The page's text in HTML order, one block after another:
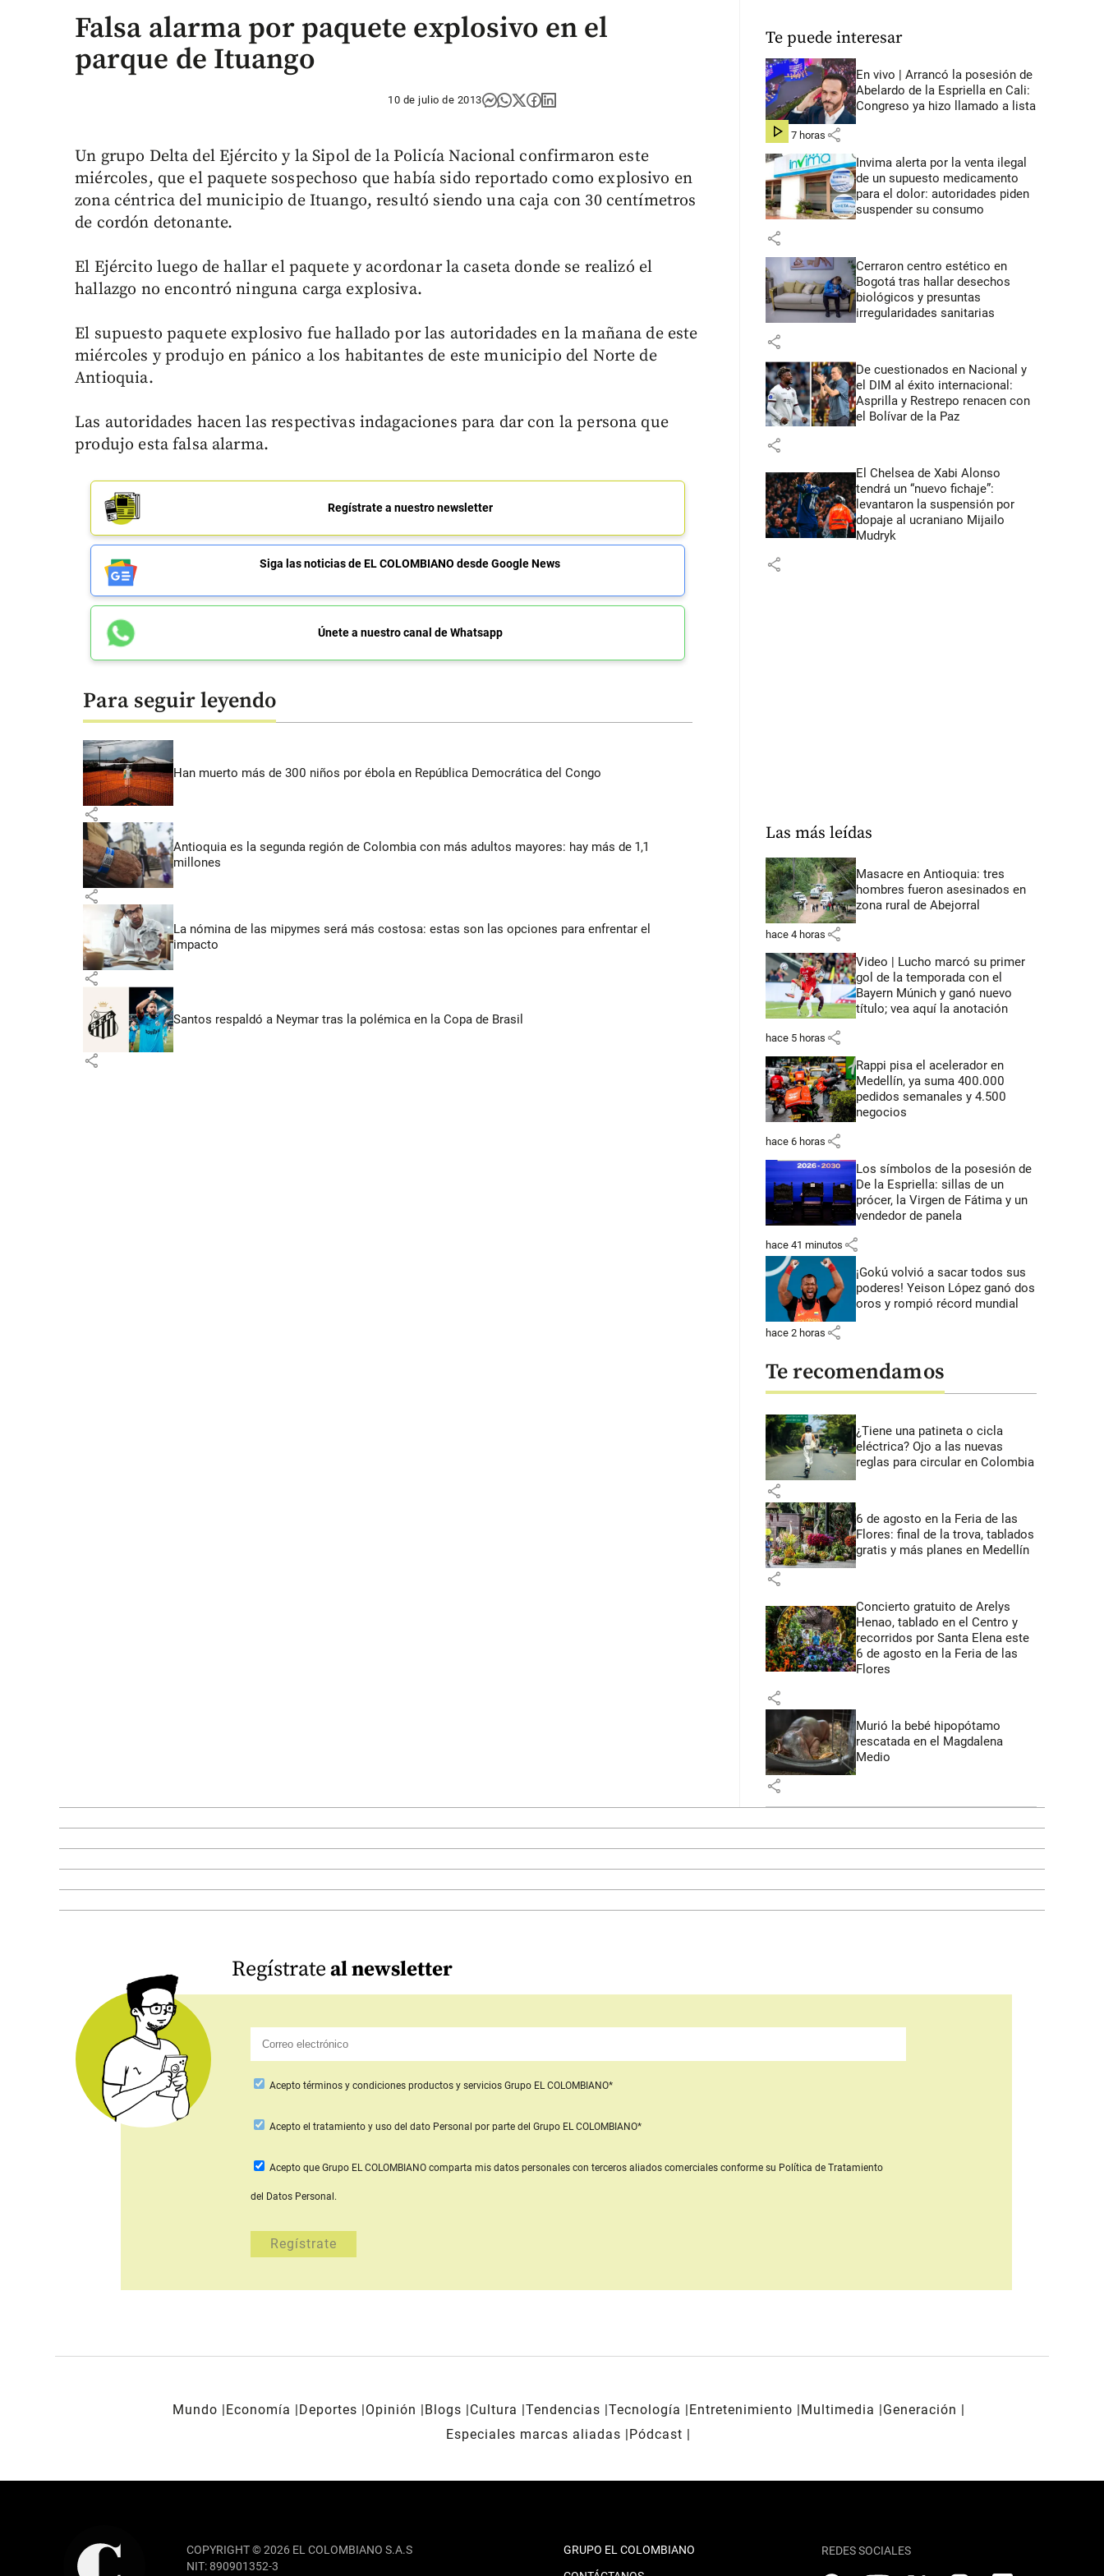
Falsa alarma por paquete explosivo en el
parque de Ituango
10 de julio de 2013
Un grupo Delta del Ejército y la Sipol de la Policía Nacional confirmaron este
miércoles, que el paquete sospechoso que había sido reportado como explosivo en
zona céntrica del municipio de Ituango, resultó siendo una caja con 30 centímetros
de cordón detonante.
El Ejército luego de hallar el paquete y acordonar la caseta donde se realizó el
hallazgo no encontró ninguna carga explosiva.
El supuesto paquete explosivo fue hallado por las autoridades en la mañana de este
miércoles y produjo en pánico a los habitantes de este municipio del Norte de
Antioquia.
Las autoridades hacen las respectivas indagaciones para dar con la persona que
produjo esta falsa alarma.
Regístrate a nuestro newsletter
Siga las noticias de EL COLOMBIANO desde Google News
Únete a nuestro canal de Whatsapp
Para seguir leyendo
Han muerto más de 300 niños por ébola en República Democrática del Congo
share
Antioquia es la segunda región de Colombia con más adultos mayores: hay más de 1,1
millones
share
La nómina de las mipymes será más costosa: estas son las opciones para enfrentar el
impacto
share
Santos respaldó a Neymar tras la polémica en la Copa de Brasil
share
Te puede interesar
En vivo | Arrancó la posesión de
Abelardo de la Espriella en Cali:
Congreso ya hizo llamado a lista
hace 7 horas share
Invima alerta por la venta ilegal
de un supuesto medicamento
para el dolor: autoridades piden
suspender su consumo
share
Cerraron centro estético en
Bogotá tras hallar desechos
biológicos y presuntas
irregularidades sanitarias
share
De cuestionados en Nacional y
el DIM al éxito internacional:
Asprilla y Restrepo renacen con
el Bolívar de la Paz
share
El Chelsea de Xabi Alonso
tendrá un “nuevo fichaje”:
levantaron la suspensión por
dopaje al ucraniano Mijailo
Mudryk
share
Las más leídas
Masacre en Antioquia: tres
hombres fueron asesinados en
zona rural de Abejorral
hace 4 horas share
Video | Lucho marcó su primer
gol de la temporada con el
Bayern Múnich y ganó nuevo
título; vea aquí la anotación
hace 5 horas share
Rappi pisa el acelerador en
Medellín, ya suma 400.000
pedidos semanales y 4.500
negocios
hace 6 horas share
Los símbolos de la posesión de
De la Espriella: sillas de un
prócer, la Virgen de Fátima y un
vendedor de panela
hace 41 minutos share
¡Gokú volvió a sacar todos sus
poderes! Yeison López ganó dos
oros y rompió récord mundial
hace 2 horas share
Te recomendamos
¿Tiene una patineta o cicla
eléctrica? Ojo a las nuevas
reglas para circular en Colombia
share
6 de agosto en la Feria de las
Flores: final de la trova, tablados
gratis y más planes en Medellín
share
Concierto gratuito de Arelys
Henao, tablado en el Centro y
recorridos por Santa Elena este
6 de agosto en la Feria de las
Flores
share
Murió la bebé hipopótamo
rescatada en el Magdalena
Medio
share
Regístrateal newsletter
Acepto términos y condiciones productos y servicios Grupo EL COLOMBIANO*
Aceptoel tratamiento y uso del dato Personal por parte del Grupo EL COLOMBIANO*
Acepto que Grupo EL COLOMBIANO comparta mis datos personales con terceros aliados comercialesconforme su Política de Tratamiento
del Datos Personal.
Mundo Economía Deportes Opinión Blogs Cultura Tendencias Tecnología Entretenimiento Multimedia
Generación
Especiales marcas aliadas
Pódcast
COPYRIGHT © 2026 EL COLOMBIANO S.A.S
NIT: 890901352-3
GRUPO EL COLOMBIANO
REDES SOCIALES